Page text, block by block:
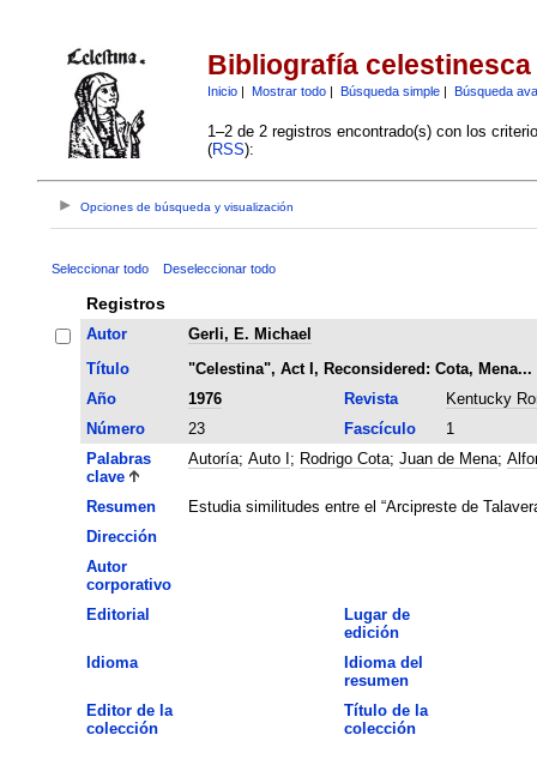
Bibliografía celestinesca
Inicio| Mostrar todo| Búsqueda simple| Búsqueda
1–2 de 2 registros encontrado(s) con los
(RSS):
Opciones de búsqueda y visualización
Seleccionar todo Deseleccionar todo
Registros
Autor
Gerli, E. Michael
Título
"Celestina", Act I, Reconsidered: Cota,
Año
1976 Revista
Kentucky
Número
23 Fascículo
1
Palabras
clave
Autoría; Auto I ; Rodrigo Cota; Juan de Mena;
Resumen
Estudia similitudes entre el “Arcipreste de
Dirección
Autor
corporativo
Editorial
Lugar de
edición
Idioma
Idioma del
resumen
Editor de la
colección
Título de la
colección